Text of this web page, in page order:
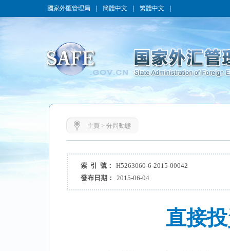
國家外匯管理局 簡體中文 繁體中文
主頁 > 分局動態
索 引 號：
H5263060-6-2015-00042
發布日期：
2015-06-04
直接